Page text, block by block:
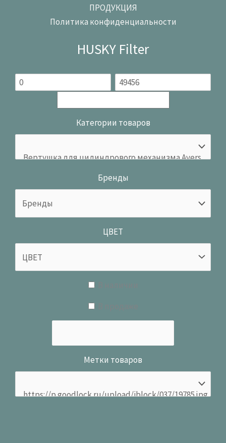
ПРОДУКЦИЯ
Политика конфиденциальности
HUSKY Filter
Категории товаров
Бренды
ЦВЕТ
Метки товаров